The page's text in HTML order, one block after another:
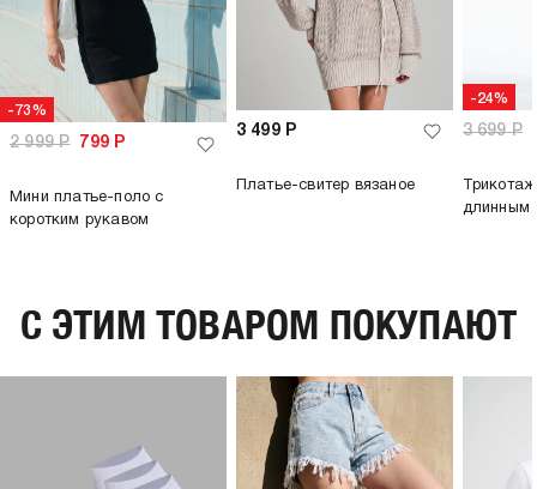
-73%
2 999Р 799 Р
Мини платье-поло с
коротким рукавом
3 499Р
Платье-свитер вязаное
-24%
3 699Р
длинным
C ЭТИМ ТОВАРОМ ПОКУПАЮТ